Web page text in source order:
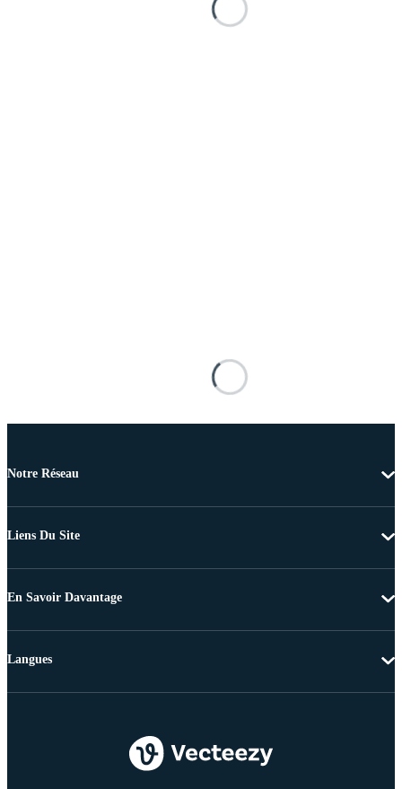
Notre Réseau
Liens Du Site
En Savoir Davantage
Langues